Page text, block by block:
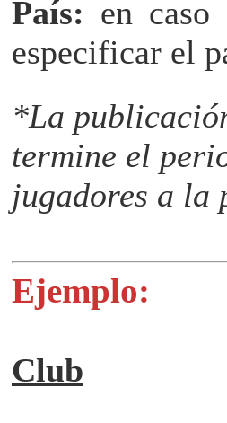
País: en caso
especificar el
*La
termine el
jugadores a la
Ejemplo:
Club